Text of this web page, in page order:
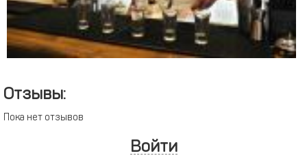
Отзывы:
Пока нет отзывов
Войти